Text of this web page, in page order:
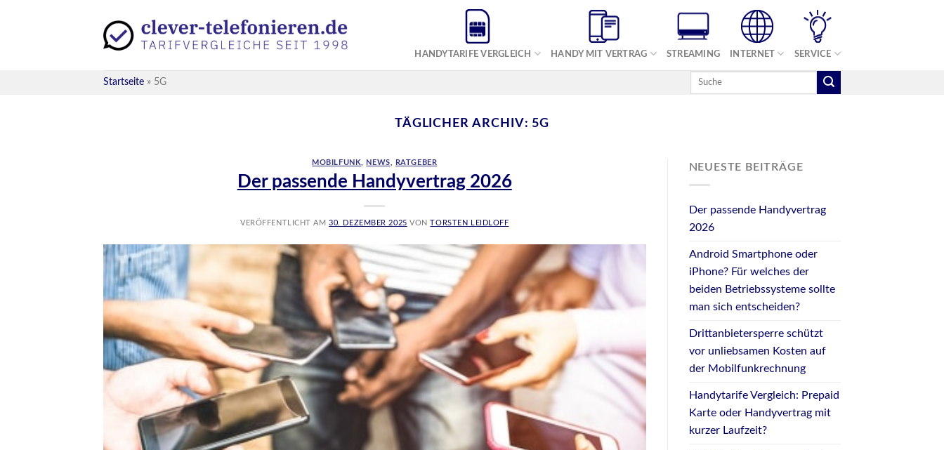
HANDYTARIFE VERGLEICH HANDY MIT VERTRAG STREAMING INTERNET SERVICE
Startseite » 5G
TÄGLICHER ARCHIV: 5G
MOBILFUNK NEWS RATGEBER
Der passende Handyvertrag 2026
VERÖFFENTLICHT AM30. DEZEMBER 2025 VONTORSTEN LEIDLOFF
NEUESTE BEITRÄGE
Der passende Handyvertrag
2026
Android Smartphone oder
iPhone? Für welches der
beiden Betriebssysteme sollte
man sich entscheiden?
Drittanbietersperre schützt
vor unliebsamen Kosten auf
der Mobilfunkrechnung
Handytarife Vergleich: Prepaid
Karte oder Handyvertrag mit
kurzer Laufzeit?